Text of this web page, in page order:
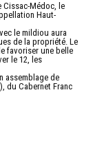
Cissac-Médoc, le
Haut-
le mildiou aura
de la propriété. Le
favoriser une belle
le 12, les
assemblage de
du Cabernet Franc